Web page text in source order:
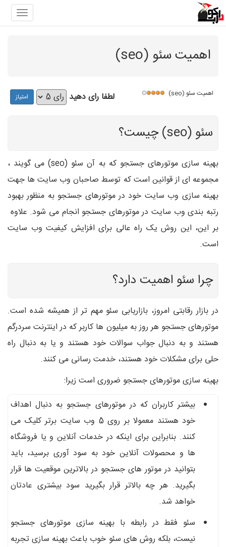
اهمیت سئو (seo)
اهمیت سئو (seo) لطفا رای دهید
سئو (seo) چیست؟
بهینه سازی موتورهای جستجو که به آن سئو (seo) می گویند ،
مجموعه ای از قوانین است که توسط صاحبان وب سایت ها جهت
بهینه سازی وب سایت خود در موتورهای جستجو به منظور بهبود
رتبه بندی وب سایت در موتورهای جستجو انجام می شود. علاوه
بر این، این روش یک راه عالی برای افزایش کیفیت وب سایت
است.
چرا سئو اهمیت دارد؟
در بازار رقابتی امروز، بازاریابی سئو مهم تر از همیشه شده است.
موتورهای جستجو هر روز به میلیون ها کاربر که در اینترنت سردرگم
هستند و به دنبال جواب سوالات خود هستند و یا به دنبال راه
حلی برای مشکلات خود هستند، خدمت رسانی می کنند.
بهینه سازی موتورهای جستجو ضروری است زیرا:
بیشتر کاربران که در موتورهای جستجو به دنبال اهداف
خود هستند معمولا بر روی 5 وب سایت برتر کلیک می
کنند. بنابراین برای اینکه در خدمات آنلاین و یا فروشگاه
ها و محصولات آنلاین خود به سود آوری برسید، باید
بتوانید در موتور های جستجو در بالاترین موقعیت ها قرار
بگیرید. هر چه بالاتر قرار بگیرید سود بیشتری عادتان
خواهد شد.
سئو فقط در رابطه با بهینه سازی موتورهای جستجو
نیست، بلکه روش های سئو خوب باعث بهینه سازی تجربه